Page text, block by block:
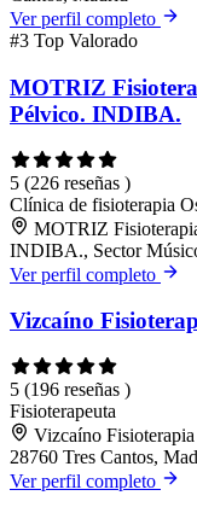
Ver perfil completo
#3 Top Valorado
MOTRIZ
Pélvico. INDIBA.
5 (226 reseñas )
Clínica de fisioterapia
MOTRIZ
INDIBA., Sector
Ver perfil completo
Vizcaíno
5 (196 reseñas )
Fisioterapeuta
Vizcaíno
28760 Tres Cantos,
Ver perfil completo